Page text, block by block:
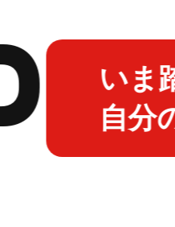
いま踏
自分の